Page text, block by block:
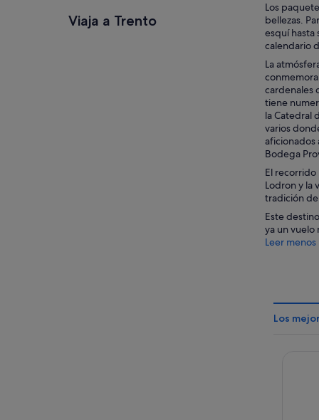
Una plaza
Viaja a Trento
Los
bellezas.
esquí hasta
calendario
La
cardenales
tiene
la Catedral
varios
aficionados
Bodega
El recorrido
Lodron y la
tradición
Este
ya un vuelo
Leer menos
Los